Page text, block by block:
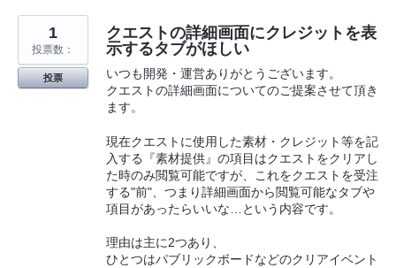
クエストの詳細画面にクレジットを表
示するタブがほしい
いつも開発・運営ありがとうございます。
クエストの詳細画面についてのご提案させて頂き
ます。
現在クエストに使用した素材・クレジット等を記
入する『素材提供』の項目はクエストをクリアし
た時のみ閲覧可能ですが、これをクエストを受注
する"前"、つまり詳細画面から閲覧可能なタブや
項目があったらいいな…という内容です。
理由は主に2つあり、
ひとつはパブリックボードなどのクリアイベント
1
投票数：
投票